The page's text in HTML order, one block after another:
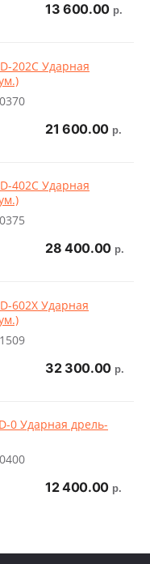
13 600.00 р.
202C Ударная
21 600.00 р.
402C Ударная
28 400.00 р.
602X Ударная
32 300.00 р.
0 Ударная дрель-
12 400.00 р.